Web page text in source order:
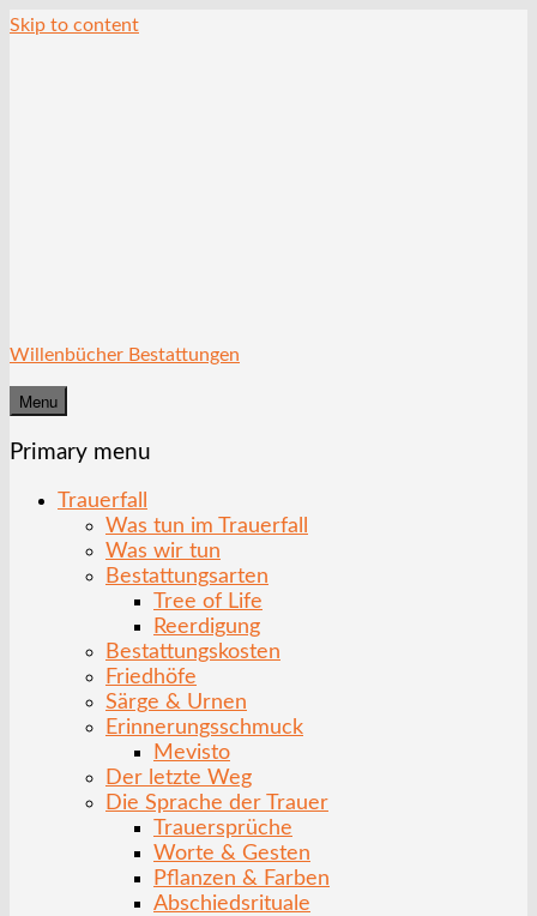
Skip to content
Willenbücher Bestattungen
Menu
Primary menu
Trauerfall
Was tun im Trauerfall
Was wir tun
Bestattungsarten
Tree of Life
Reerdigung
Bestattungskosten
Friedhöfe
Särge & Urnen
Erinnerungsschmuck
Mevisto
Der letzte Weg
Die Sprache der Trauer
Trauersprüche
Worte & Gesten
Pflanzen & Farben
Abschiedsrituale